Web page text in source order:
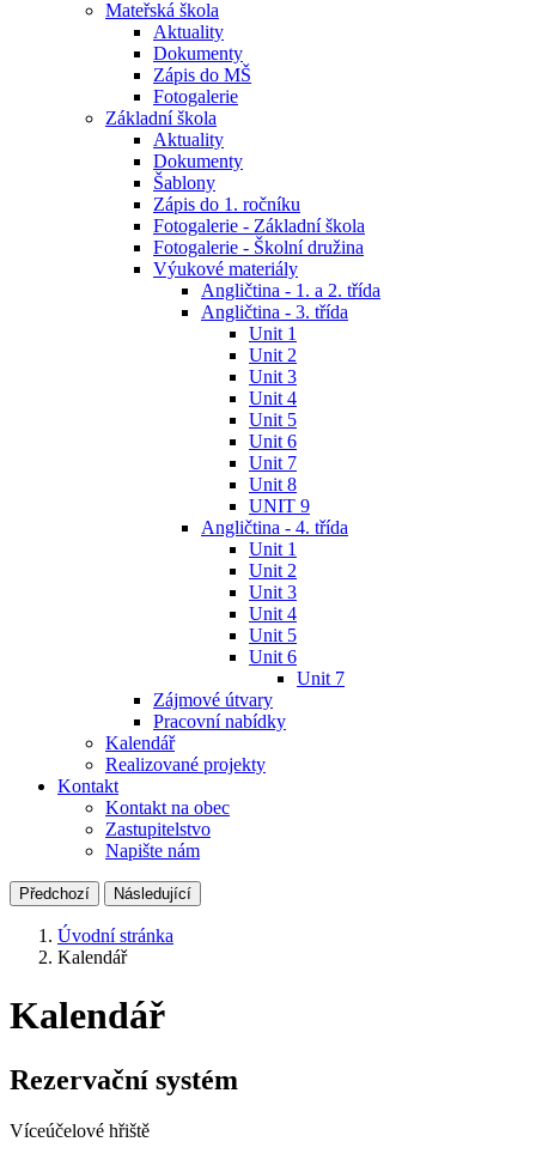
Mateřská škola
Aktuality
Dokumenty
Zápis do MŠ
Fotogalerie
Základní škola
Aktuality
Dokumenty
Šablony
Zápis do 1. ročníku
Fotogalerie - Základní škola
Fotogalerie - Školní družina
Výukové materiály
Angličtina - 1. a 2. třída
Angličtina - 3. třída
Unit 1
Unit 2
Unit 3
Unit 4
Unit 5
Unit 6
Unit 7
Unit 8
UNIT 9
Angličtina - 4. třída
Unit 1
Unit 2
Unit 3
Unit 4
Unit 5
Unit 6
Unit 7
Zájmové útvary
Pracovní nabídky
Kalendář
Realizované projekty
Kontakt
Kontakt na obec
Zastupitelstvo
Napište nám
Předchozí Následující
Úvodní stránka
Kalendář
Kalendář
Rezervační systém
Víceúčelové hřiště